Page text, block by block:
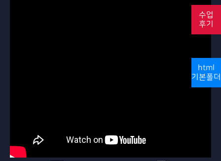
수업
후기
html
기본폴더